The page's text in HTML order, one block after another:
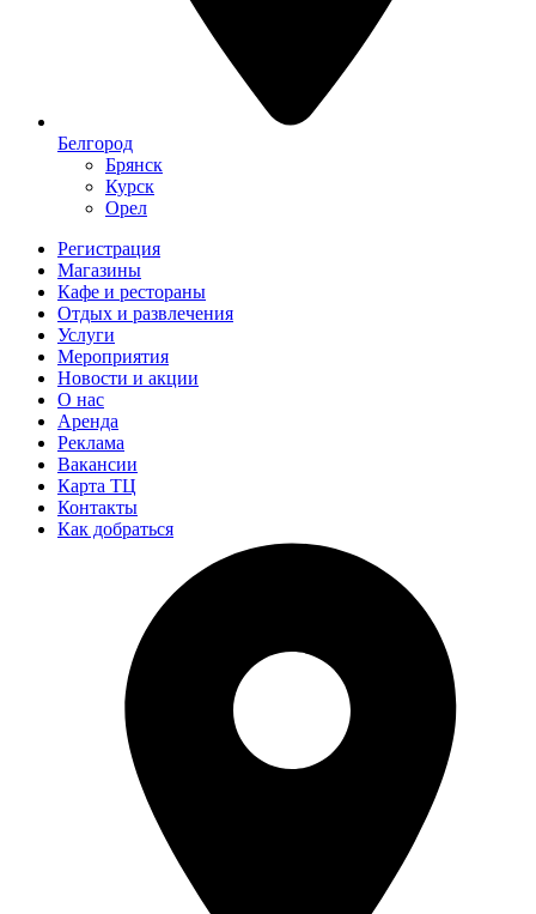
Белгород
Брянск
Курск
Орел
Регистрация
Магазины
Кафе и рестораны
Отдых и развлечения
Услуги
Мероприятия
Новости и акции
О нас
Аренда
Реклама
Вакансии
Карта ТЦ
Контакты
Как добраться